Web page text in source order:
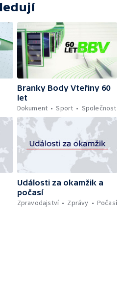
Branky Body Vteřiny 60
let
Dokument
Sport Společnost
Události za okamžik a
počasí
Zpravodajství
Zprávy Počasí